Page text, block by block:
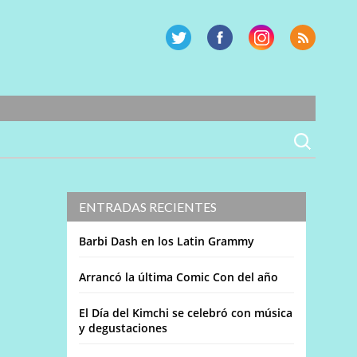
ENTRADAS RECIENTES
Barbi Dash en los Latin Grammy
Arrancó la última Comic Con del año
El Día del Kimchi se celebró con música
y degustaciones